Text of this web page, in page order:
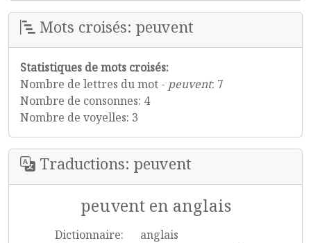
Mots croisés: peuvent
Statistiques de mots croisés:
Nombre de lettres du mot - peuvent: 7
Nombre de consonnes: 4
Nombre de voyelles: 3
Traductions: peuvent
peuvent en anglais
Dictionnaire:
anglais